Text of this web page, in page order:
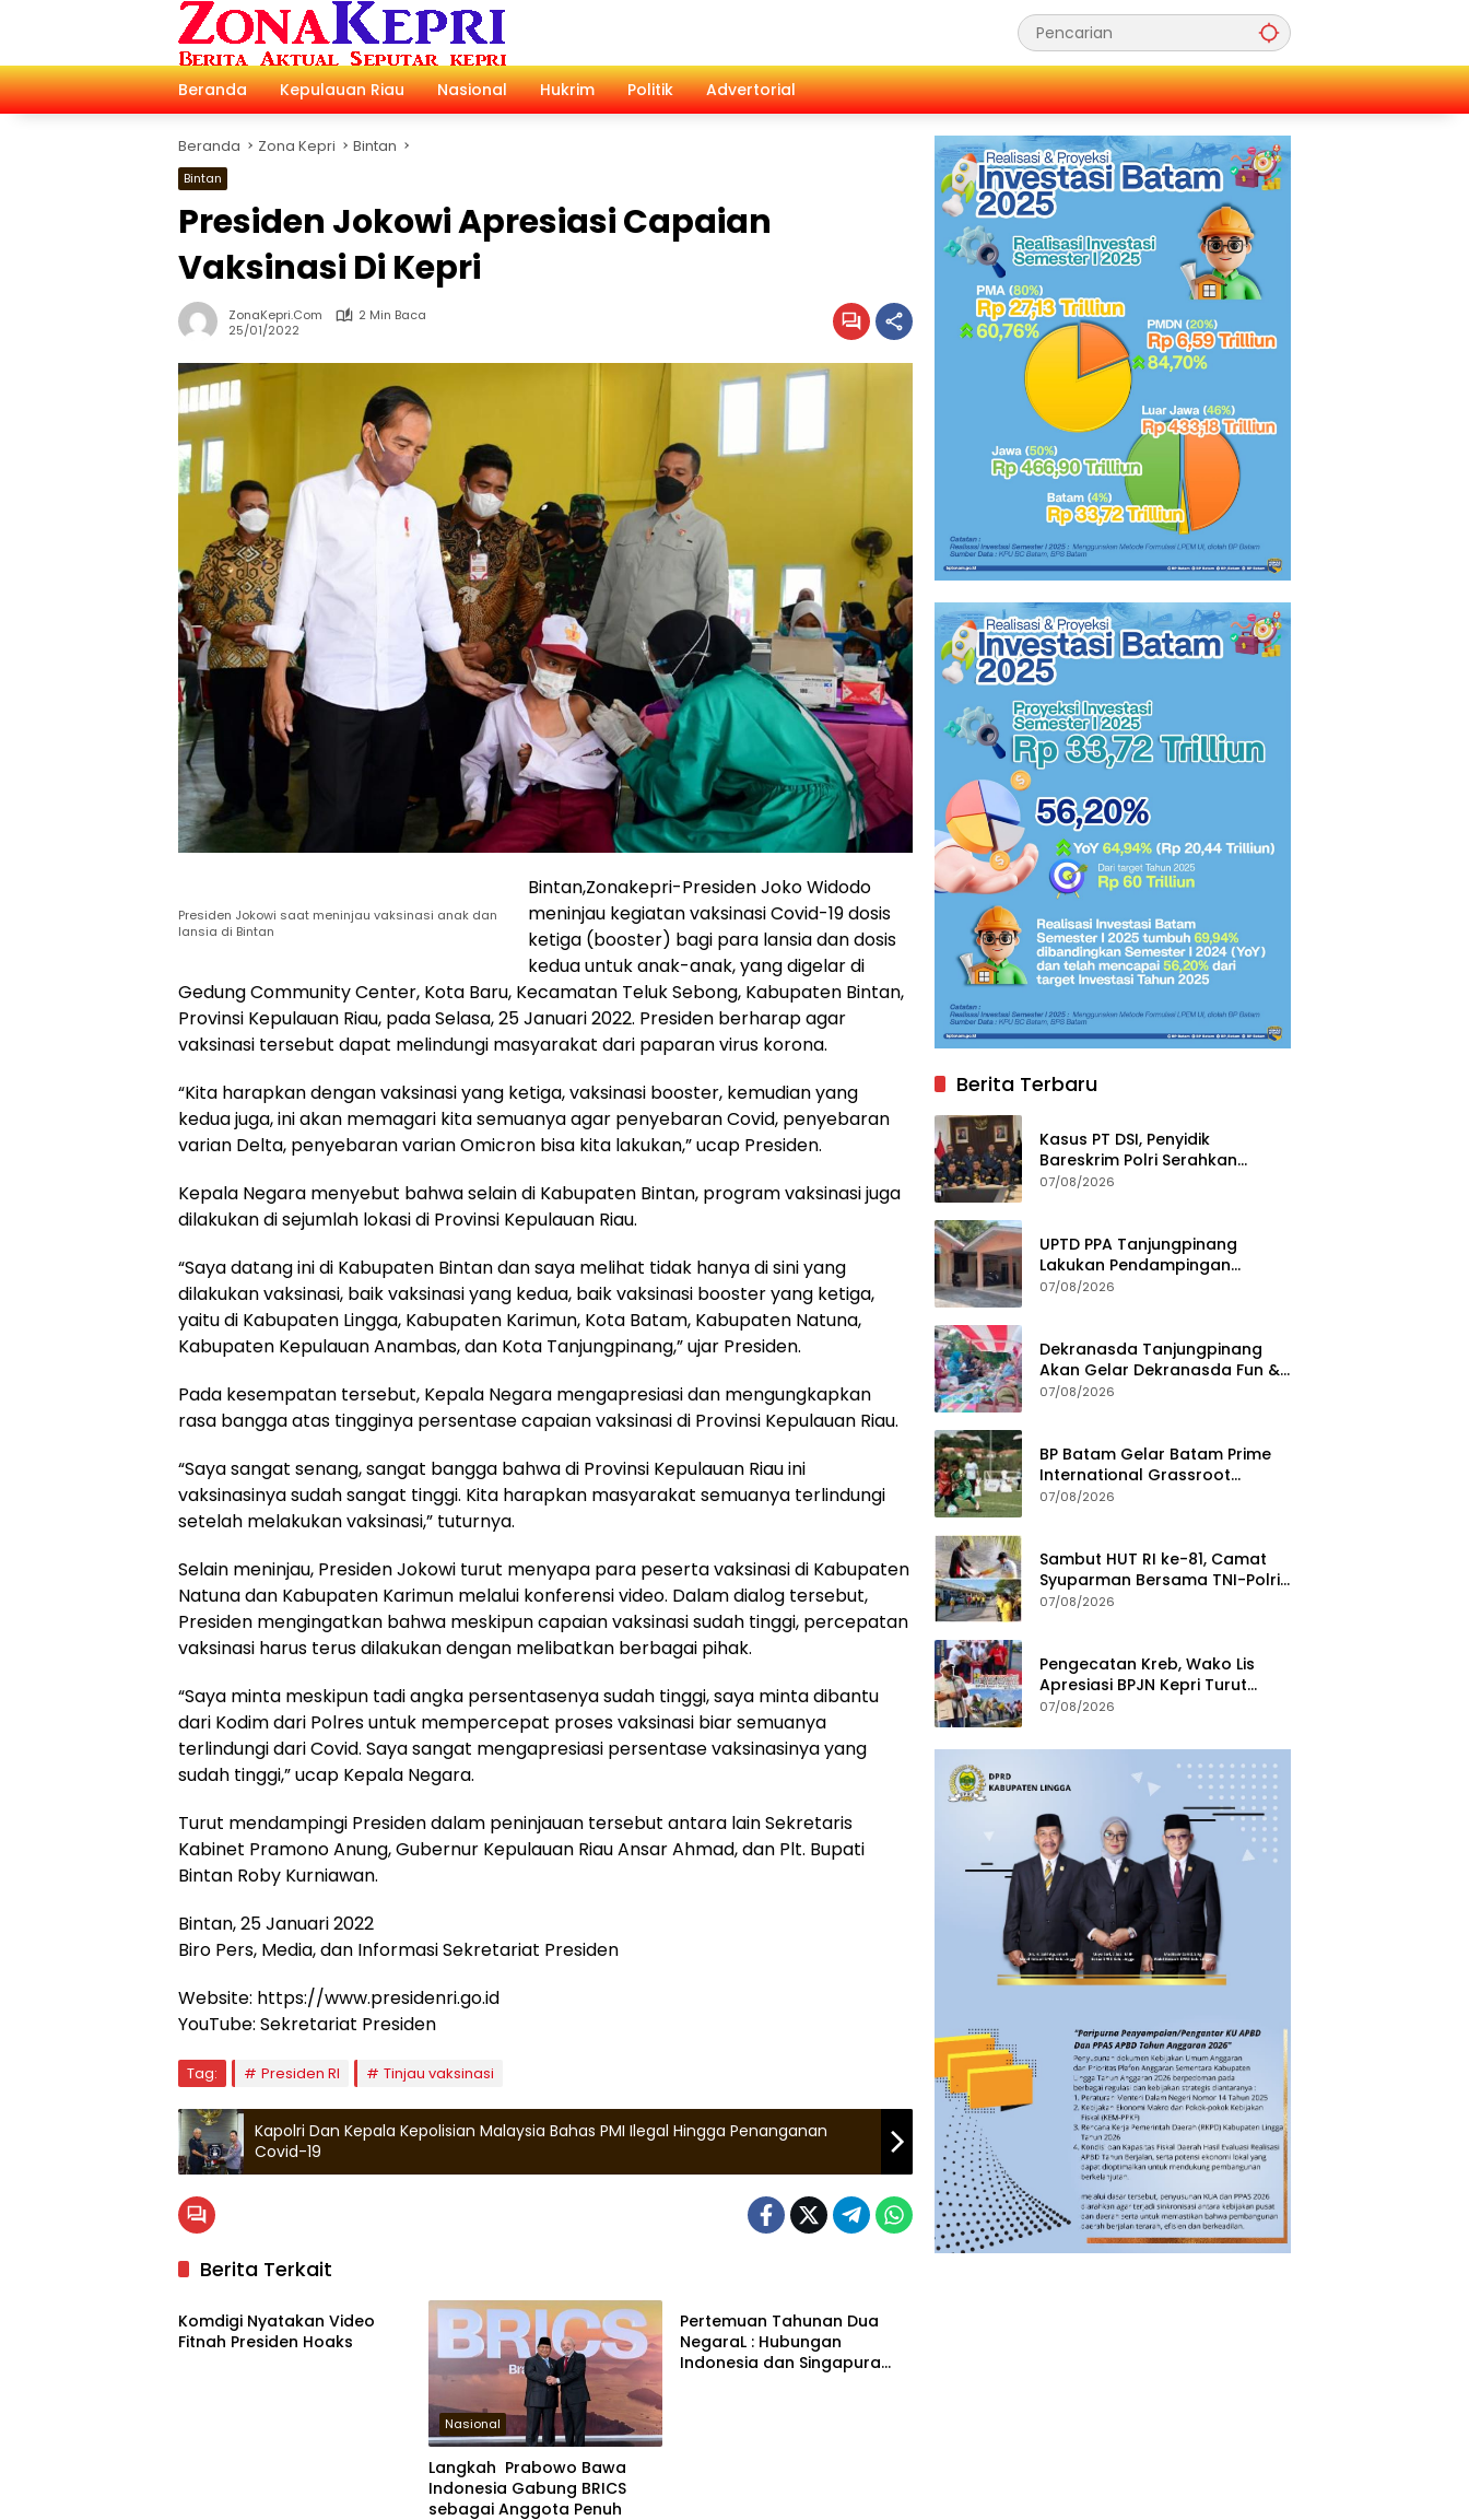
Beranda
Kepulauan Riau Nasional Hukrim Politik Advertorial
Beranda Zona Kepri Bintan
Bintan
Presiden Jokowi Apresiasi Capaian
Vaksinasi Di Kepri
ZonaKepri.com
2 Min Baca
25/01/2022
Presiden Jokowi saat meninjau vaksinasi anak dan
lansia di Bintan
Bintan,Zonakepri-Presiden Joko Widodo
meninjau kegiatan vaksinasi Covid-19 dosis
ketiga (booster) bagi para lansia dan dosis
kedua untuk anak-anak, yang digelar di
Gedung Community Center, Kota Baru, Kecamatan Teluk Sebong, Kabupaten Bintan,
Provinsi Kepulauan Riau, pada Selasa, 25 Januari 2022. Presiden berharap agar
vaksinasi tersebut dapat melindungi masyarakat dari paparan virus korona.
“Kita harapkan dengan vaksinasi yang ketiga, vaksinasi booster, kemudian yang
kedua juga, ini akan memagari kita semuanya agar penyebaran Covid, penyebaran
varian Delta, penyebaran varian Omicron bisa kita lakukan,” ucap Presiden.
Kepala Negara menyebut bahwa selain di Kabupaten Bintan, program vaksinasi juga
dilakukan di sejumlah lokasi di Provinsi Kepulauan Riau.
“Saya datang ini di Kabupaten Bintan dan saya melihat tidak hanya di sini yang
dilakukan vaksinasi, baik vaksinasi yang kedua, baik vaksinasi booster yang ketiga,
yaitu di Kabupaten Lingga, Kabupaten Karimun, Kota Batam, Kabupaten Natuna,
Kabupaten Kepulauan Anambas, dan Kota Tanjungpinang,” ujar Presiden.
Pada kesempatan tersebut, Kepala Negara mengapresiasi dan mengungkapkan
rasa bangga atas tingginya persentase capaian vaksinasi di Provinsi Kepulauan Riau.
“Saya sangat senang, sangat bangga bahwa di Provinsi Kepulauan Riau ini
vaksinasinya sudah sangat tinggi. Kita harapkan masyarakat semuanya terlindungi
setelah melakukan vaksinasi,” tuturnya.
Selain meninjau, Presiden Jokowi turut menyapa para peserta vaksinasi di Kabupaten
Natuna dan Kabupaten Karimun melalui konferensi video. Dalam dialog tersebut,
Presiden mengingatkan bahwa meskipun capaian vaksinasi sudah tinggi, percepatan
vaksinasi harus terus dilakukan dengan melibatkan berbagai pihak.
“Saya minta meskipun tadi angka persentasenya sudah tinggi, saya minta dibantu
dari Kodim dari Polres untuk mempercepat proses vaksinasi biar semuanya
terlindungi dari Covid. Saya sangat mengapresiasi persentase vaksinasinya yang
sudah tinggi,” ucap Kepala Negara.
Turut mendampingi Presiden dalam peninjauan tersebut antara lain Sekretaris
Kabinet Pramono Anung, Gubernur Kepulauan Riau Ansar Ahmad, dan Plt. Bupati
Bintan Roby Kurniawan.
Bintan, 25 Januari 2022
Biro Pers, Media, dan Informasi Sekretariat Presiden
Website: https://www.presidenri.go.id
YouTube: Sekretariat Presiden
Tag: Presiden RI Tinjau vaksinasi
Kapolri Dan Kepala Kepolisian Malaysia Bahas PMI Ilegal Hingga Penanganan
Covid-19
Berita Terkait
Nasional
Komdigi Nyatakan Video
Fitnah Presiden Hoaks
Nasional
Langkah Prabowo Bawa
Indonesia Gabung BRICS
sebagai Anggota Penuh
Pertemuan Tahunan Dua
NegaraL : Hubungan
Indonesia dan Singapura
Berita Terbaru
Kasus PT DSI, Penyidik
Bareskrim Polri Serahkan
Berkas dan Tersangka AS ke
07/08/2026
UPTD PPA Tanjungpinang
Lakukan Pendampingan
Intensif Siswi SMP Korban
07/08/2026
Dekranasda Tanjungpinang
Akan Gelar Dekranasda Fun &
Run 2026 di Kawasan Gedung
07/08/2026
BP Batam Gelar Batam Prime
International Grassroot
Football Festival 2026
07/08/2026
Sambut HUT RI ke-81, Camat
Syuparman Bersama TNI-Polri
dan Instansi Goro di Pantai
07/08/2026
Pengecatan Kreb, Wako Lis
Apresiasi BPJN Kepri Turut
Jaga Kebersihan dan
07/08/2026